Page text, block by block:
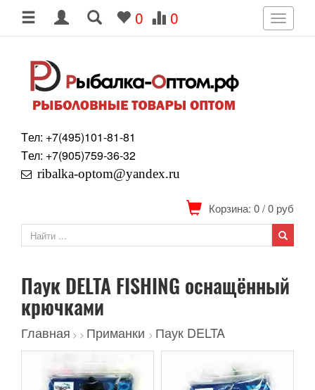
0 0
Toggle
Tел: +7(495)101-81-81
Tел: +7(905)759-36-32
ribalka-optom@yandex.ru
Корзина: 0/0 руб
Паук DELTA FISHING оснащённый
крючками
Главная > > Приманки > Паук DELTA